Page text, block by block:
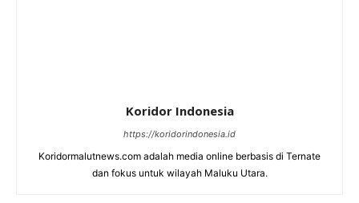
Koridor Indonesia
https://koridorindonesia.id
Koridormalutnews.com adalah media online berbasis di Ternate
dan fokus untuk wilayah Maluku Utara.